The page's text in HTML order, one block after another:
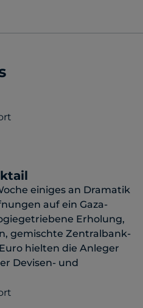
einiges an Dramatik
auf ein Gaza-
Erholung,
gemischte Zentralbank-
hielten die Anleger
Devisen- und